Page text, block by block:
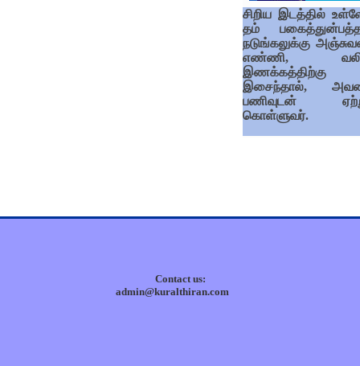
சிறிய இடத்தில்
தம்
நடுங்கலுக்கு
எண்ணி,
இணக்கத்திற்கு
இசைந்தால்,
பணிவுடன்
கொள்ளுவர்.
Contact us:
admin@kuralthiran.com